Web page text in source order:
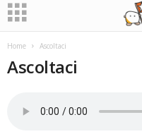
Home Ascoltaci
Ascoltaci